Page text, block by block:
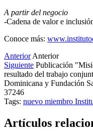
A partir del negocio
-Cadena de valor e
Conoce más:
Anterior Anterior
Siguiente Publicación
resultado del trabajo
Dominicana y Fundación
37246
Tags: nuevo miembro
Artículos